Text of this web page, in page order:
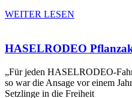
WEITER LESEN
HASELRODEO
„Für jeden HASELRODEO-
so war die Ansage vor einem
Setzlinge in die Freiheit